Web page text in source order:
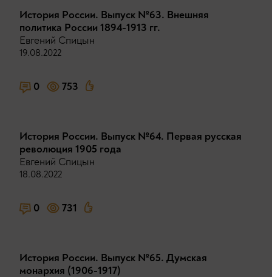
История России. Выпуск №63. Внешняя
политика России 1894-1913 гг.
Евгений Спицын
19.08.2022
0 753
История России. Выпуск №64. Первая русская
революция 1905 года
Евгений Спицын
18.08.2022
0 731
История России. Выпуск №65. Думская
монархия (1906-1917)